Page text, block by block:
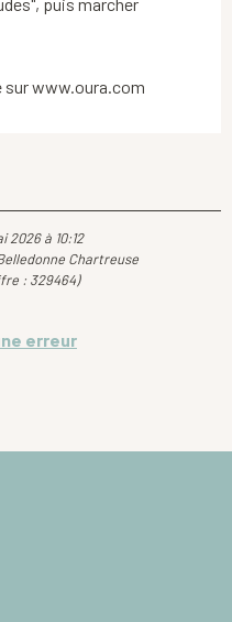
www.oura.com
2026 à 10:12
Chartreuse
: 329464)
erreur